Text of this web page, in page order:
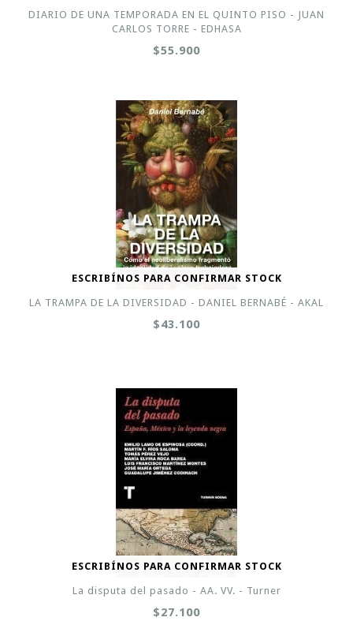
DIARIO DE UNA TEMPORADA EN EL QUINTO PISO - JUAN
CARLOS TORRE - EDHASA
$55.900
ESCRIBÍNOS PARA CONFIRMAR STOCK
LA TRAMPA DE LA DIVERSIDAD - DANIEL BERNABÉ - AKAL
$43.100
ESCRIBÍNOS PARA CONFIRMAR STOCK
La disputa del pasado - AA. VV. - Turner
$27.100